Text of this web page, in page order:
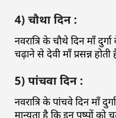
4) चौथा दिन :
नवरात्रि के चौथे दिन माँ
चढ़ाने से देवी माँ प्रसन्न
5) पांचवा दिन :
नवरात्रि के पांचवे दिन माँ
मान्यता है कि इन पुष्पों को